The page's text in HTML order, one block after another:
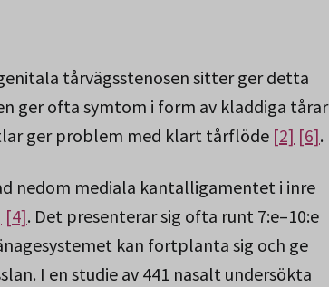
tårvägsstenosen sitter ger detta
ger ofta symtom i form av kladdiga tårar
ger problem med klart tårflöde [2] [6].
nedom mediala kantalligamentet i inre
[4]. Det presenterar sig ofta runt 7:e–10:e
kan fortplanta sig och ge
I en studie av 441 nasalt undersökta